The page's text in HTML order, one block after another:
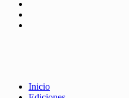
Inicio